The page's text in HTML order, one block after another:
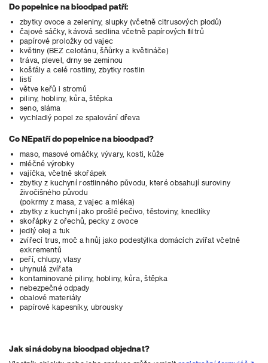
Do popelnice na bioodpad patří:
zbytky ovoce a zeleniny, slupky (včetně citrusových plodů)
čajové sáčky, kávová sedlina včetně papírových filtrů
papírové proložky od vajec
květiny (BEZ celofánu, šňůrky a květináče)
tráva, plevel, drny se zeminou
košťály a celé rostliny, zbytky rostlin
listí
větve keřů i stromů
piliny, hobliny, kůra, štěpka
seno, sláma
vychladlý popel ze spalování dřeva
Co NEpatří do popelnice na bioodpad?
maso, masové omáčky, vývary, kosti, kůže
mléčné výrobky
vajíčka, včetně skořápek
zbytky z kuchyní rostlinného původu, které obsahují suroviny
živočišného původu
(pokrmy z masa, z vajec a mléka)
zbytky z kuchyní jako prošlé pečivo, těstoviny, knedlíky
skořápky z ořechů, pecky z ovoce
jedlý olej a tuk
zvířecí trus, moč a hnůj jako podestýlka domácích zvířat včetně
exkrementů
peří, chlupy, vlasy
uhynulá zvířata
kontaminované piliny, hobliny, kůra, štěpka
nebezpečné odpady
obalové materiály
papírové kapesníky, ubrousky
Jak si nádoby na bioodpad objednat?